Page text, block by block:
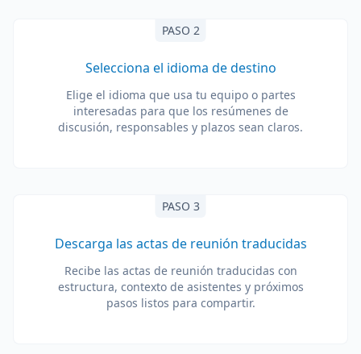
PASO 2
Selecciona el idioma de destino
Elige el idioma que usa tu equipo o partes
interesadas para que los resúmenes de
discusión, responsables y plazos sean claros.
PASO 3
Descarga las actas de reunión traducidas
Recibe las actas de reunión traducidas con
estructura, contexto de asistentes y próximos
pasos listos para compartir.